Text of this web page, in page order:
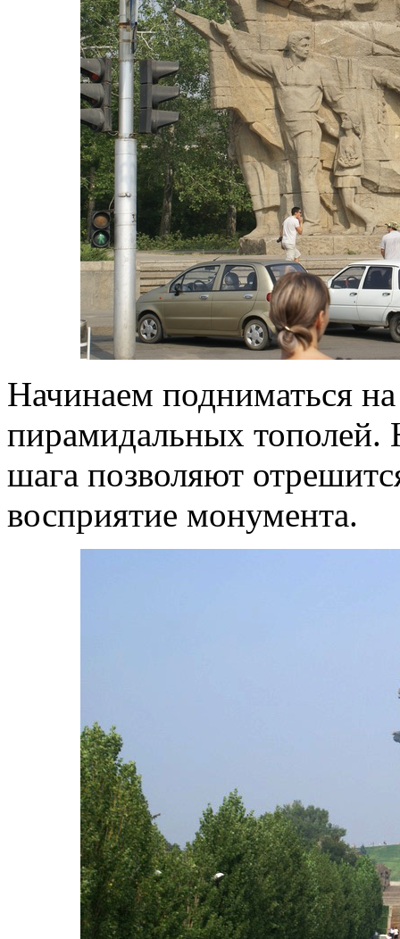
Начинаем подниматься
пирамидальных тополей.
шага позволяют
восприятие монумента.